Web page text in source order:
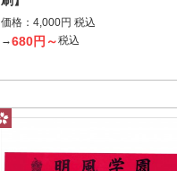
検索する
価格： 4,000円 税込
→680円～税込